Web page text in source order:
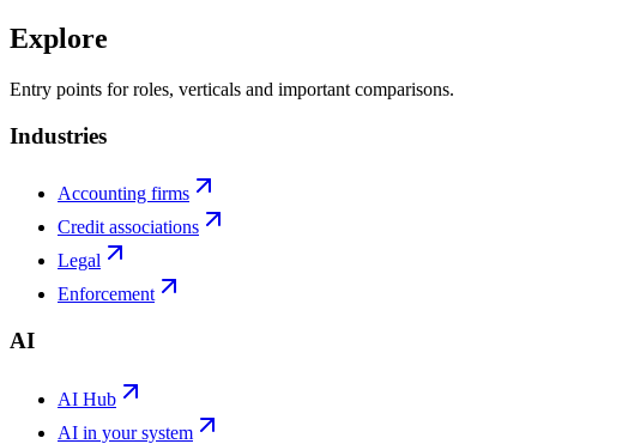
Explore
Entry points for roles, verticals and important comparisons.
Industries
Accounting firms
Credit associations
Legal
Enforcement
AI
AI Hub
AI in your system